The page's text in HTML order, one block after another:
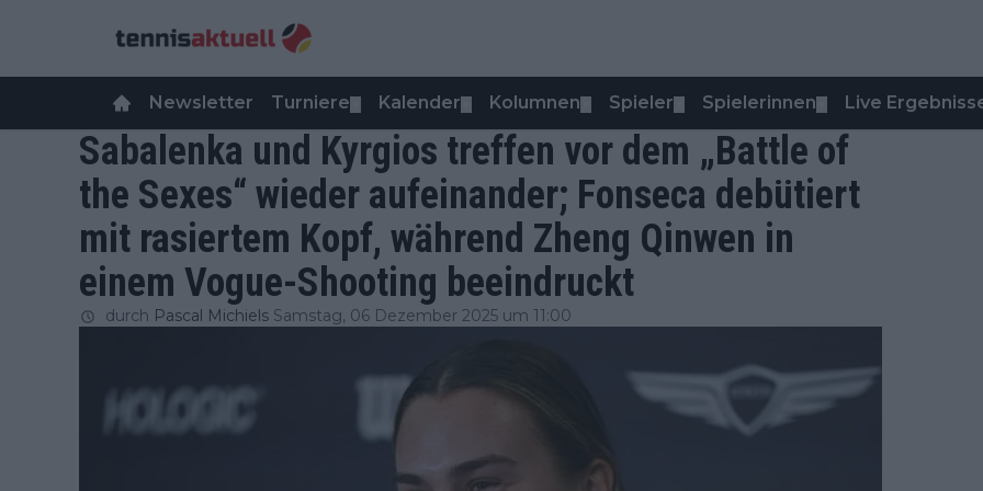
Newsletter Turniere Kalender Kolumnen Spieler Spielerinnen Live
Sabalenka und Kyrgios treffen vor dem „Battle of
the Sexes“ wieder aufeinander; Fonseca debütiert
mit rasiertem Kopf, während Zheng Qinwen in
einem Vogue-Shooting beeindruckt
durch Pascal Michiels Samstag, 06 Dezember 2025 um 11:00